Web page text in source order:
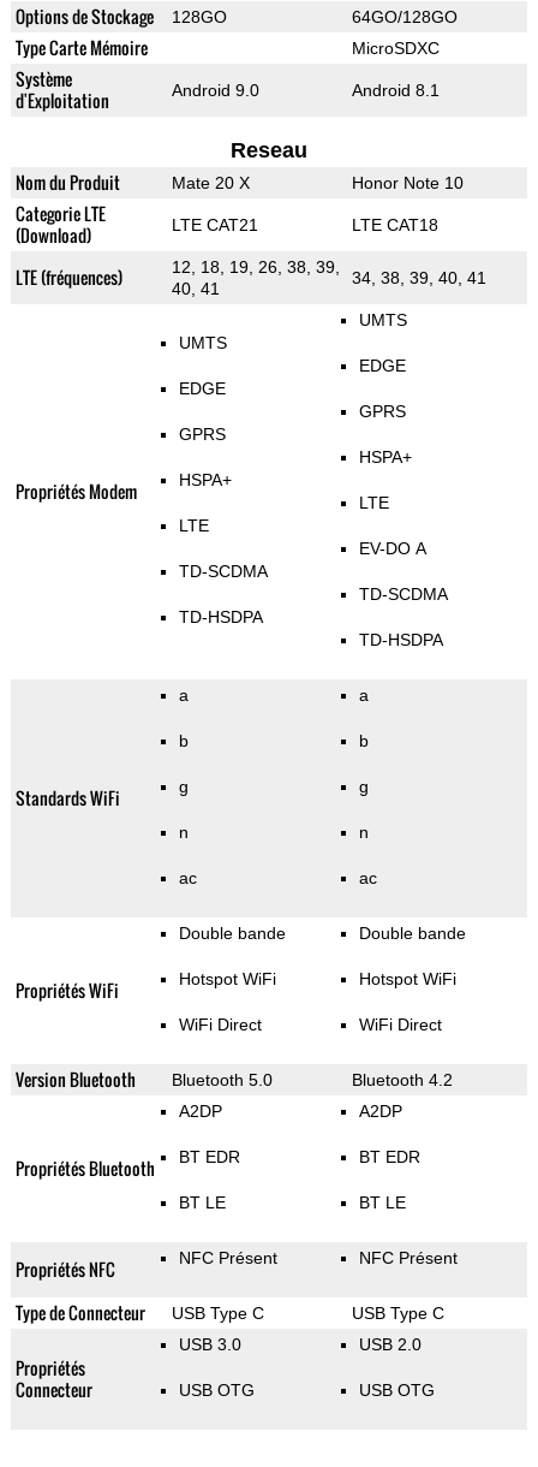
Options de Stockage 128GO 64GO/128GO
Type Carte Mémoire MicroSDXC
Système
d'Exploitation
Android 9.0 Android 8.1
Reseau
Nom du Produit Mate 20 X Honor Note 10
Categorie LTE
(Download)
LTE CAT21 LTE CAT18
LTE (fréquences)
12, 18, 19, 26, 38, 39,
40, 41
34, 38, 39, 40, 41
Propriétés Modem
UMTS
EDGE
GPRS
HSPA+
LTE
TD-SCDMA
TD-HSDPA
UMTS
EDGE
GPRS
HSPA+
LTE
EV-DO A
TD-SCDMA
TD-HSDPA
Standards WiFi
a
b
g
n
ac
a
b
g
n
ac
Propriétés WiFi
Double bande
Hotspot WiFi
WiFi Direct
Double bande
Hotspot WiFi
WiFi Direct
Version Bluetooth Bluetooth 5.0 Bluetooth 4.2
Propriétés Bluetooth
A2DP
BT EDR
BT LE
A2DP
BT EDR
BT LE
Propriétés NFC NFC Présent NFC Présent
Type de Connecteur USB Type C USB Type C
Propriétés
Connecteur
USB 3.0
USB OTG
USB 2.0
USB OTG